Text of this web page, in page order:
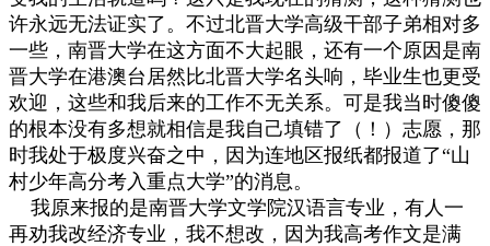
许永远无法证实了。不过北晋大学高级干部子弟相对多
一些，南晋大学在这方面不大起眼，还有一个原因是南
晋大学在港澳台居然比北晋大学名头响，毕业生也更受
欢迎，这些和我后来的工作不无关系。可是我当时傻傻
的根本没有多想就相信是我自己填错了（！）志愿，那
时我处于极度兴奋之中，因为连地区报纸都报道了“山
村少年高分考入重点大学”的消息。
我原来报的是南晋大学文学院汉语言专业，有人一
再劝我改经济专业，我不想改，因为我高考作文是满